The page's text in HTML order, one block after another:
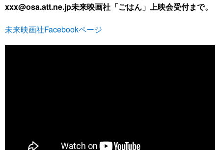
xxx@osa.att.ne.jp未来映画社「ごはん」上映会受付まで。
未来映画社Facebookページ